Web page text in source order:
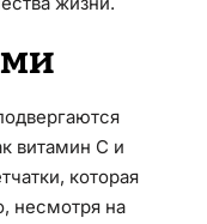
витамин C и
которая
несмотря на